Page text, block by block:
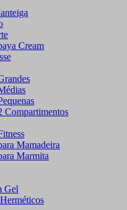
Cream
Compartimentos
Mamadeira
Marmita
Gel